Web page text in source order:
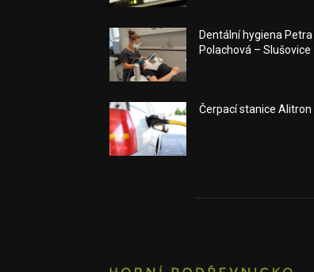
Dentální hygiena Petra
Polachová – Slušovice
Čerpací stanice Alitron